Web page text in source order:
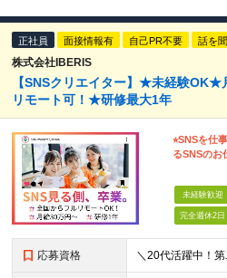
正社員 面接情報有 自己PR不要 話を
株式会社IBERIS
【SNSクリエイター】★未経験
リモート可！★研修最大1年
⭐︎SNSを仕
るSNSのお
未経験歓迎
完全週休2日
応募資格